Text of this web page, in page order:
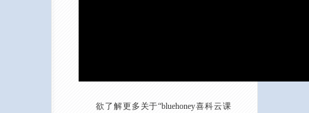
欲了解更多关于“bluehoney喜科云课